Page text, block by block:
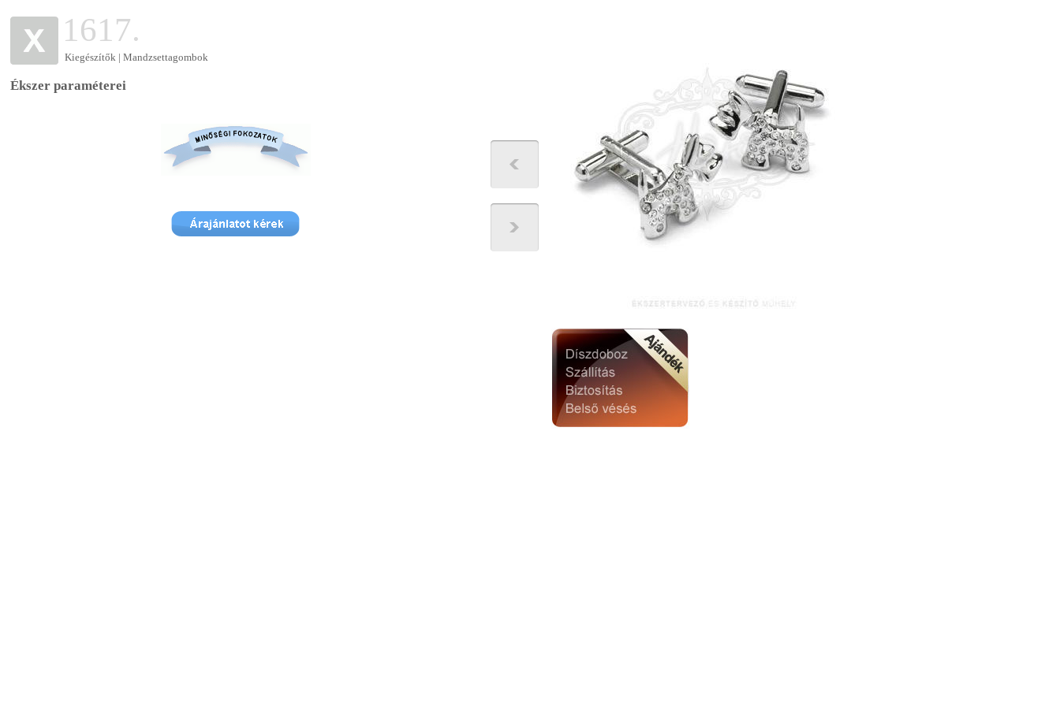
1617.
Kiegészítők | Mandzsettagombok
Ékszer paraméterei